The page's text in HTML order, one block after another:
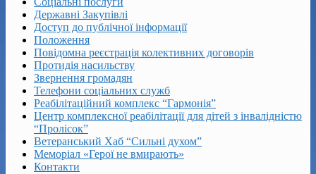
Державні Закупівлі
Доступ до публічної інформації
Положення
Повідомна реєстрація колективних договорів
Протидія насильству
Звернення громадян
Телефони соціальних служб
Реабілітаційний комплекс “Гармонія”
Центр комплексної реабілітації для дітей з інвалідністю
“Пролісок”
Ветеранський Хаб “Сильні духом”
Меморіал «Герої не вмирають»
Контакти